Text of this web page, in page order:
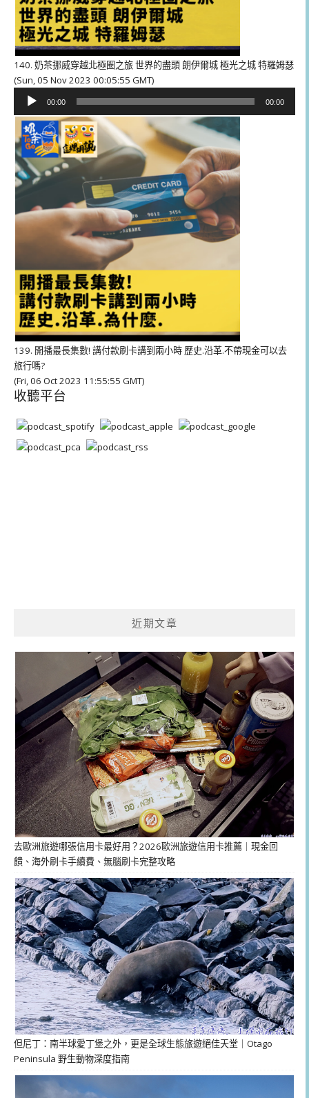
140. 奶茶挪威穿越北極圈之旅 世界的盡頭 朗伊爾城 極光之城 特羅姆瑟
(Sun, 05 Nov 2023 00:05:55 GMT)
播
放
器
00:00 00:00
139. 開播最長集數! 講付款刷卡講到兩小時 歷史.沿革.不帶現金可以去
旅行嗎?
(Fri, 06 Oct 2023 11:55:55 GMT)
收聽平台
近期文章
去歐洲旅遊哪張信用卡最好用？2026歐洲旅遊信用卡推薦｜現金回
饋、海外刷卡手續費、無腦刷卡完整攻略
但尼丁：南半球愛丁堡之外，更是全球生態旅遊絕佳天堂｜Otago
Peninsula 野生動物深度指南